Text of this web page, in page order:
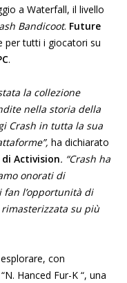
a Waterfall, il livello
Bandicoot. Future
per tutti i giocatori su
.
la collezione
nella storia della
Crash in tutta la sua
ha dichiarato
di Activision. “Crash ha
onorati di
l’opportunità di
su più
con
Hanced Fur-K “, una